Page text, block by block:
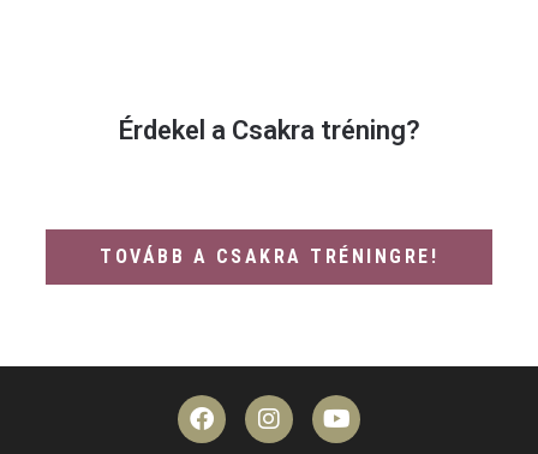
Érdekel a Csakra tréning?
TOVÁBB A CSAKRA TRÉNINGRE!